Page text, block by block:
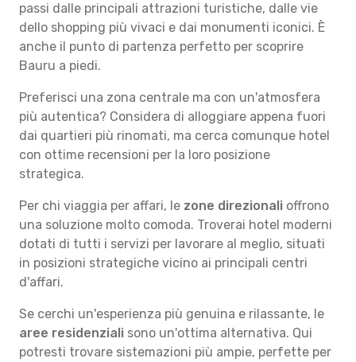
passi dalle principali attrazioni turistiche, dalle vie
dello shopping più vivaci e dai monumenti iconici. È
anche il punto di partenza perfetto per scoprire
Bauru a piedi.
Preferisci una zona centrale ma con un'atmosfera
più autentica? Considera di alloggiare appena fuori
dai quartieri più rinomati, ma cerca comunque hotel
con ottime recensioni per la loro posizione
strategica.
Per chi viaggia per affari, le zone direzionali offrono
una soluzione molto comoda. Troverai hotel moderni
dotati di tutti i servizi per lavorare al meglio, situati
in posizioni strategiche vicino ai principali centri
d'affari.
Se cerchi un'esperienza più genuina e rilassante, le
aree residenziali sono un'ottima alternativa. Qui
potresti trovare sistemazioni più ampie, perfette per